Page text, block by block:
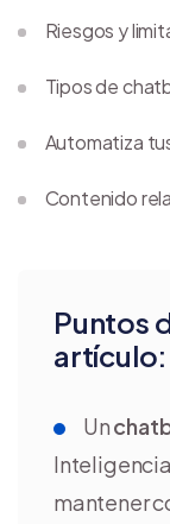
Puntos
artículo:
Un
mantener
Riesgos y
Tipos de
Automatiza
Contenido